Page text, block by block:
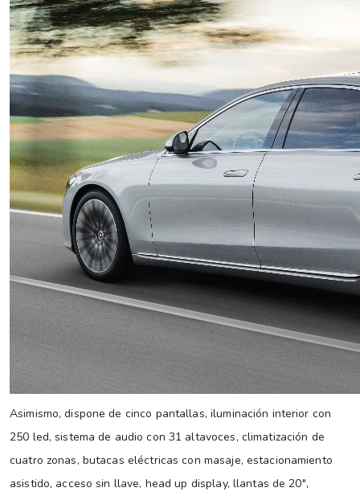
Asimismo, dispone de cinco pantallas, iluminación interior con
250 led, sistema de audio con 31 altavoces, climatización de
cuatro zonas, butacas eléctricas con masaje, estacionamiento
asistido, acceso sin llave, head up display, llantas de 20″,